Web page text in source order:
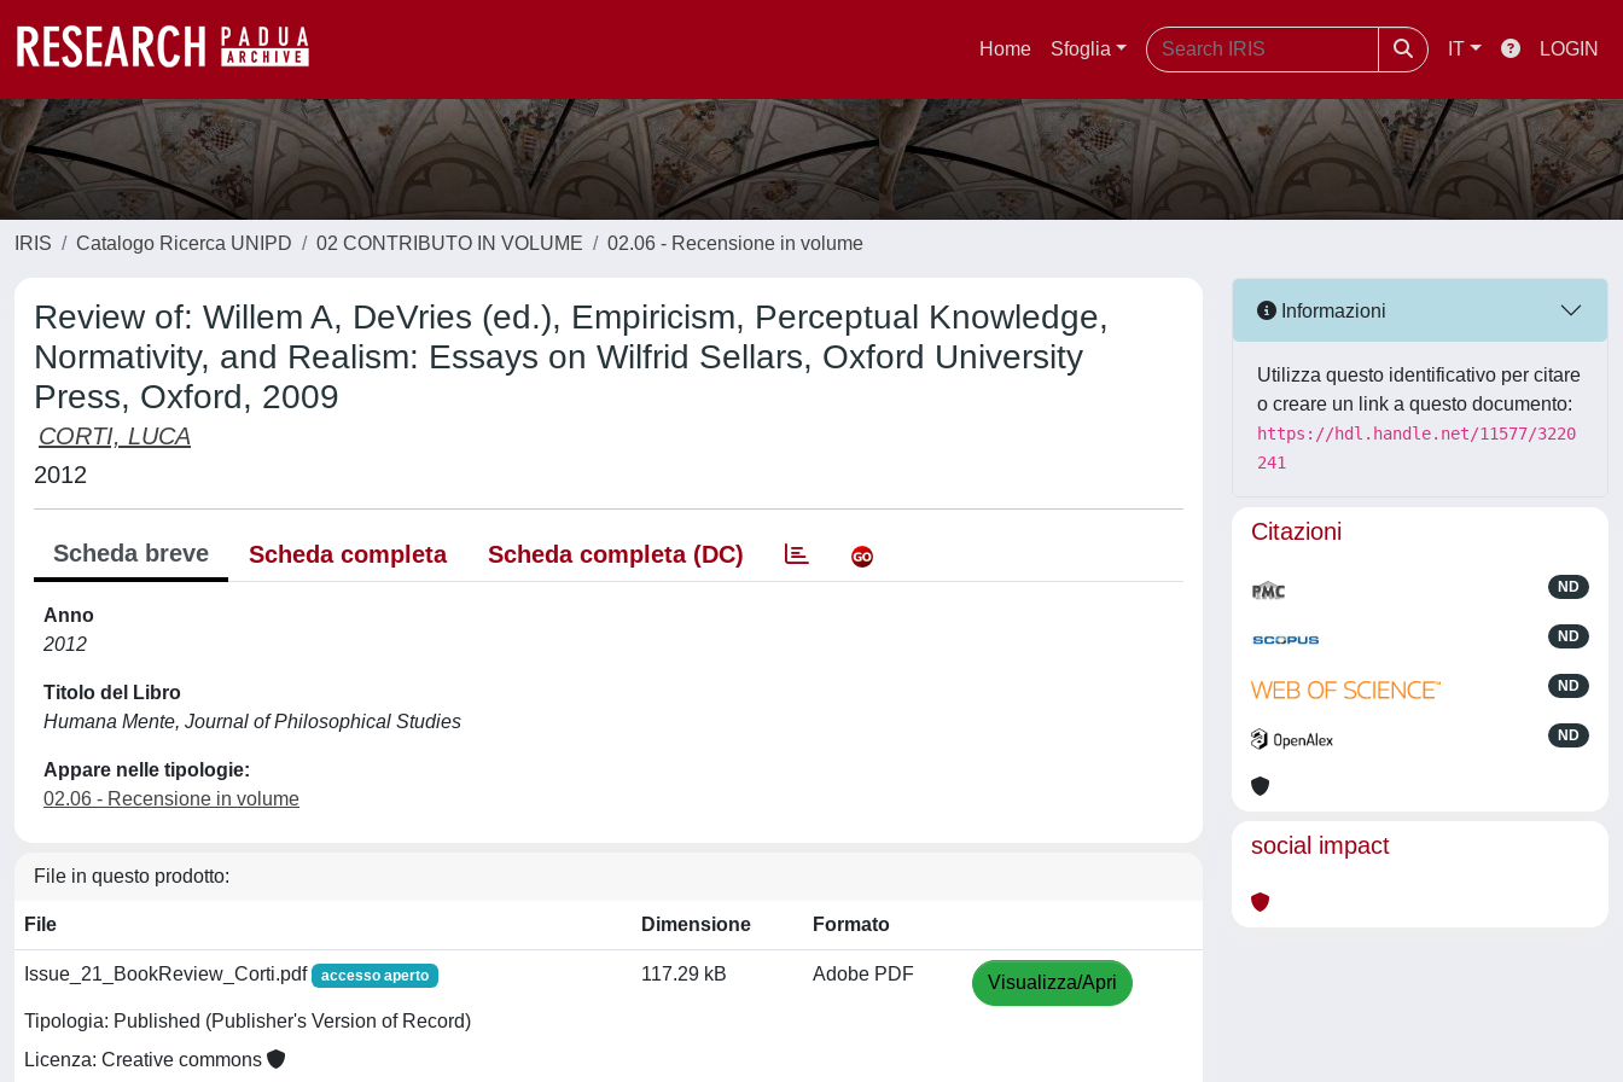
Home Sfoglia IT LOGIN
IRIS Catalogo Ricerca UNIPD 02 CONTRIBUTO IN VOLUME 02.06 - Recensione in volume
Review of: Willem A, DeVries (ed.), Empiricism, Perceptual Knowledge,
Normativity, and Realism: Essays on Wilfrid Sellars, Oxford University
Press, Oxford, 2009
CORTI, LUCA
2012
Scheda breve Scheda completa Scheda completa (DC)
Anno
2012
Titolo del Libro
Humana Mente, Journal of Philosophical Studies
Appare nelle tipologie:
02.06 - Recensione in volume
File in questo prodotto:
File Dimensione Formato
Issue_21_BookReview_Corti.pdf accesso aperto
Tipologia: Published (Publisher's Version of Record)
Licenza: Creative commons
117.29 kB Adobe PDF Visualizza/Apri
Informazioni
Utilizza questo identificativo per citare
o creare un link a questo documento:
https://hdl.handle.net/11577/3220
241
Citazioni
ND
ND
ND
ND
social impact